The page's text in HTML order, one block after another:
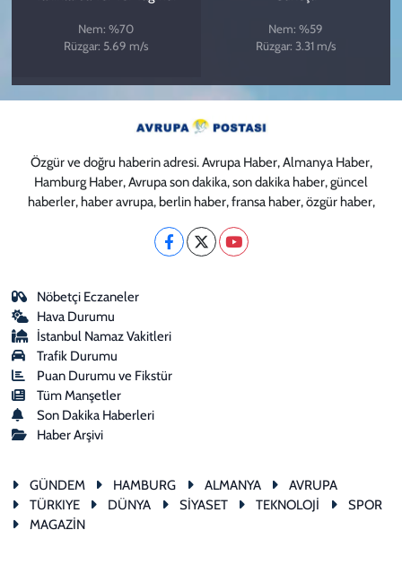
Nem: %70
Rüzgar: 5.69 m/s
Nem: %59
Rüzgar: 3.31 m/s
Özgür ve doğru haberin adresi. Avrupa Haber, Almanya Haber,
Hamburg Haber, Avrupa son dakika, son dakika haber, güncel
haberler, haber avrupa, berlin haber, fransa haber, özgür haber,
Nöbetçi Eczaneler
Hava Durumu
İstanbul Namaz Vakitleri
Trafik Durumu
Puan Durumu ve Fikstür
Tüm Manşetler
Son Dakika Haberleri
Haber Arşivi
GÜNDEM HAMBURG ALMANYA
AVRUPA
TÜRKIYE
DÜNYA SİYASET TEKNOLOJİ
SPOR
MAGAZİN